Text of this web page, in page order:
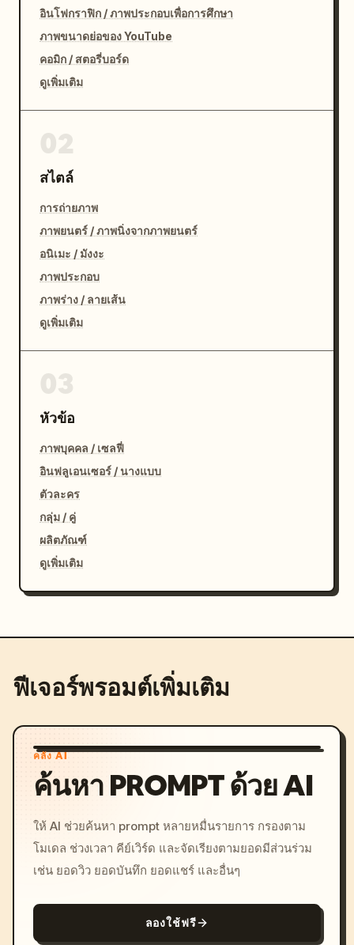
อินโฟกราฟิก / ภาพประกอบเพื่อการศึกษา
ภาพขนาดย่อของ YouTube
คอมิก / สตอรี่บอร์ด
ดูเพิ่มเติม
สไตล์
การถ่ายภาพ
ภาพยนตร์ / ภาพนิ่งจากภาพยนตร์
อนิเมะ / มังงะ
ภาพประกอบ
ภาพร่าง / ลายเส้น
ดูเพิ่มเติม
หัวข้อ
ภาพบุคคล / เซลฟี่
อินฟลูเอนเซอร์ / นางแบบ
ตัวละคร
กลุ่ม / คู่
ผลิตภัณฑ์
ดูเพิ่มเติม
ฟีเจอร์พรอมต์เพิ่มเติม
คลัง AI
ค้นหา PROMPT ด้วย AI
ให้ AI ช่วยค้นหา prompt หลายหมื่นรายการ กรองตาม
โมเดล ช่วงเวลา คีย์เวิร์ด และจัดเรียงตามยอดมีส่วนร่วม
เช่น ยอดวิว ยอดบันทึก ยอดแชร์ และอื่นๆ
ลองใช้ฟรี